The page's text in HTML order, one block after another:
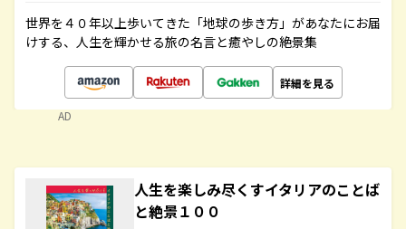
世界を４０年以上歩いてきた「地球の歩き方」があなたにお届
けする、人生を輝かせる旅の名言と癒やしの絶景集
詳細を見る
AD
人生を楽しみ尽くすイタリアのことば
と絶景１００